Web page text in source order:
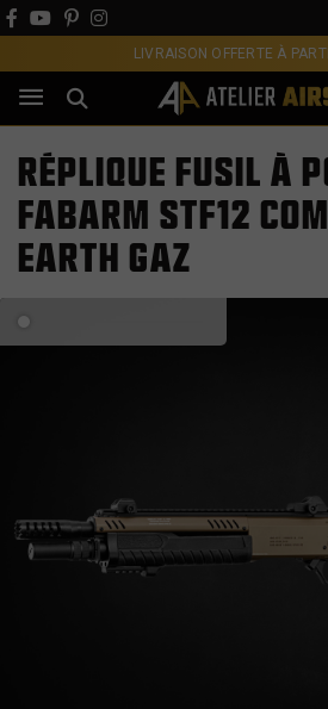
LIVRAISON OFFERTE À
RÉPLIQUE FUSIL À
FABARM STF12
EARTH GAZ